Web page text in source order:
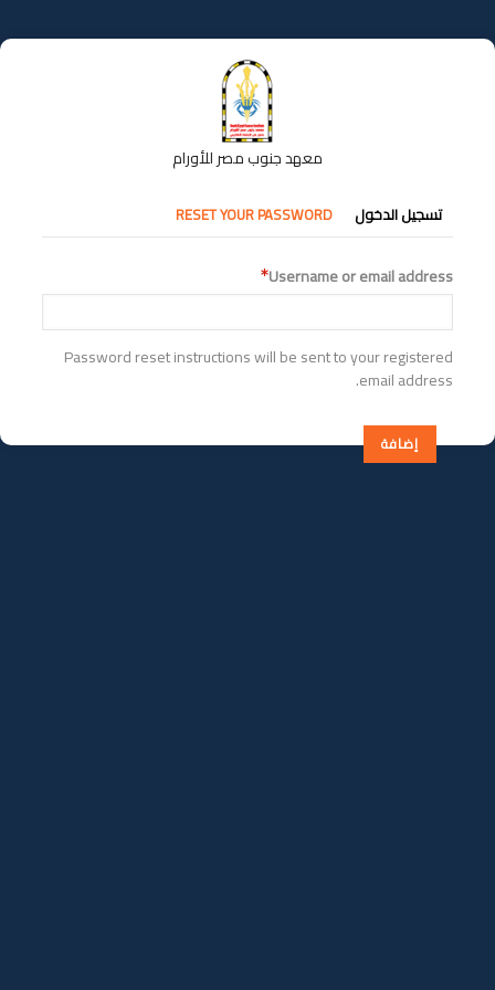
إلى
المحتوى
معهد جنوب مصر للأورام
التبويبات
الأساسية
تسجيل الدخول RESET YOUR PASSWORD
Username or email address
Password reset instructions will be sent to your registered
email address.